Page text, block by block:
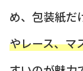
め、包装紙だ
やレース、マ